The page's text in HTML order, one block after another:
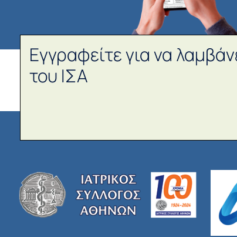
Εγγραφείτε για να
του ΙΣΑ